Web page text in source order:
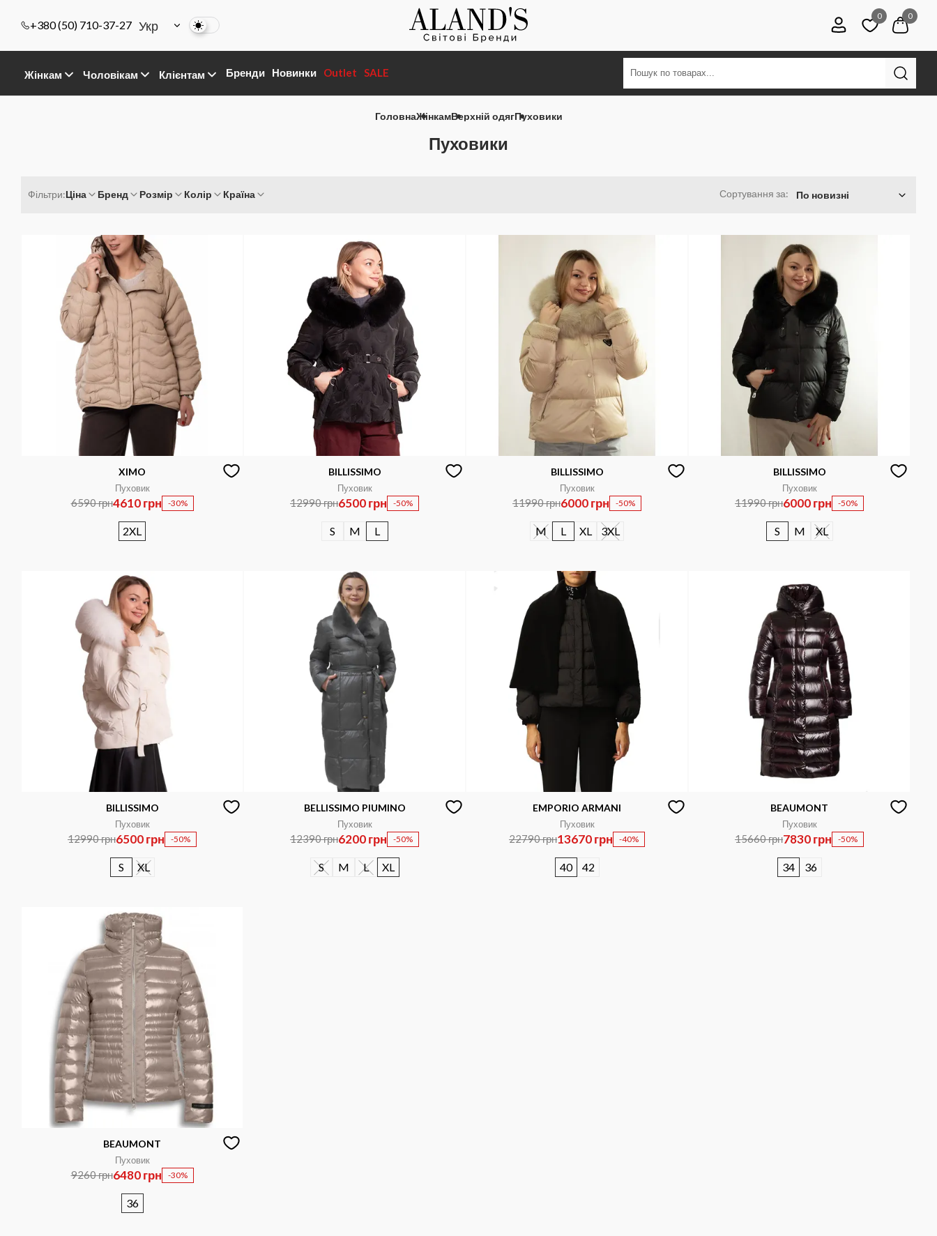
+380 (50) 710-37-27 Укр
0 0
Жінкам Чоловікам Клієнтам Бренди Новинки Outlet SALE
ГоловнаЖінкамВерхній одягПуховики
Пуховики
Фільтри:Ціна Бренд Розмір Колір Країна Сортування за: По новизні
XIMO
Пуховик
6590 грн4610 грн -30%
2XL
BILLISSIMO
Пуховик
12990 грн6500 грн -50%
S M L
BILLISSIMO
Пуховик
11990 грн6000 грн -50%
M L XL 3XL
BILLISSIMO
Пуховик
11990 грн6000 грн -50%
S M XL
BILLISSIMO
Пуховик
12990 грн6500 грн -50%
S XL
BELLISSIMO PIUMINO
Пуховик
12390 грн6200 грн -50%
S M L XL
EMPORIO ARMANI
Пуховик
22790 грн13670 грн -40%
40 42
BEAUMONT
Пуховик
15660 грн7830 грн -50%
34 36
BEAUMONT
Пуховик
9260 грн6480 грн -30%
36